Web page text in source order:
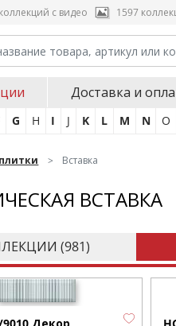
с видео 1597
Доставка и
G H I J K L M N O
Вставка
ВСТАВКА
(981)